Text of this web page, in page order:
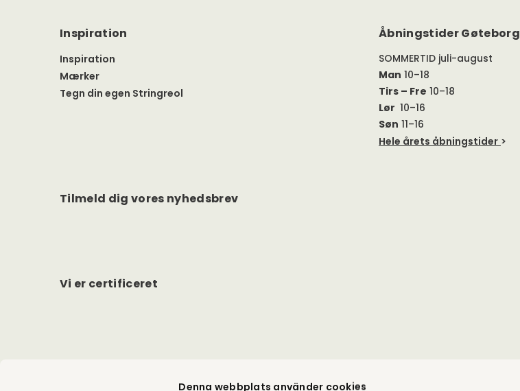
Denna webbplats använder cookies
Inspiration
Inspiration
Mærker
Tegn din egen Stringreol
Åbningstider Gøteborg
SOMMERTID juli-august
Man 10–18
Tirs – Fre 10–18
Lør 10–16
Søn 11–16
Hele årets åbningstider >
Tilmeld dig vores nyhedsbrev
Vi er certificeret